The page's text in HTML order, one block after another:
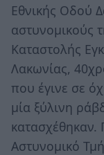
Εθνικής Οδού
αστυνομικούς
Καταστολής
Λακωνίας,
που έγινε σε
μία ξύλινη
κατασχέθηκαν.
Αστυνομικό